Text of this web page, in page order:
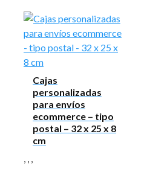
Cajas
personalizadas
para envíos
ecommerce – tipo
postal – 32 x 25 x 8
cm
, , ,